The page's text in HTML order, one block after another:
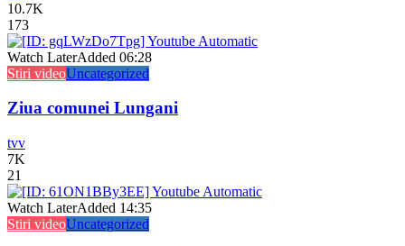
10.7K
173
Watch LaterAdded 06:28
Stiri videoUncategorized
Ziua comunei Lungani
tvv
7K
21
Watch LaterAdded 14:35
Stiri videoUncategorized